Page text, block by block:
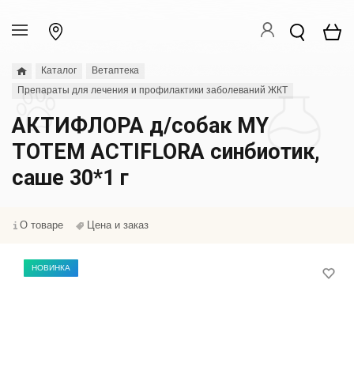
Каталог
Ветаптека
Препараты для лечения и профилактики заболеваний ЖКТ
АКТИФЛОРА д/собак MY
TOTEM ACTIFLORA синбиотик,
саше 30*1 г
О товаре Цена и заказ
НОВИНКА